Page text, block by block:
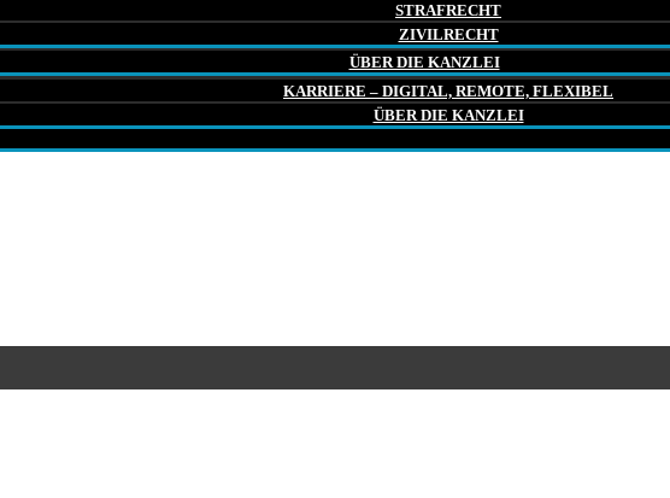
STRAFRECHT
ZIVILRECHT
ÜBER DIE KANZLEI
KARRIERE – DIGITAL, REMOTE, FLEXIBEL
ÜBER DIE KANZLEI